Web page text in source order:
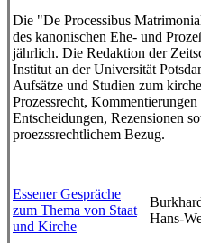
Die "De Processibus
des kanonischen Ehe- und
jährlich. Die Redaktion der
Institut an der Universität
Aufsätze und Studien zum
Prozessrecht,
Entscheidungen, Rezensionen
proezssrechtlichem Bezug.
Essener Gespräche
zum Thema von Staat
und Kirche
Hans-